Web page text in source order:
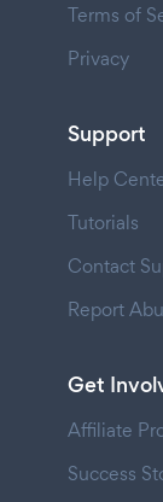
Terms of
Privacy
Support
Help
Tutorials
Contact
Report
Get
Affiliate
Success